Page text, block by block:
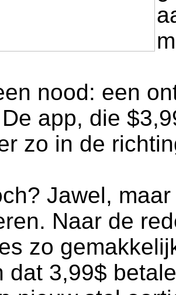
nood: een
app, die
zo in de
Jawel,
Naar de
zo
dat 3,99$